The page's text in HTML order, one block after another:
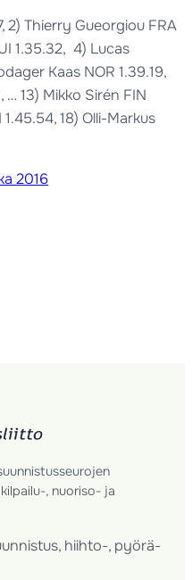
2) Thierry Gueorgiou FRA
1.35.32, 4) Lucas
Kaas NOR 1.39.19,
… 13) Mikko Sirén FIN
18) Olli-Markus
2016
, nuoriso- ja
hiihto-, pyörä-